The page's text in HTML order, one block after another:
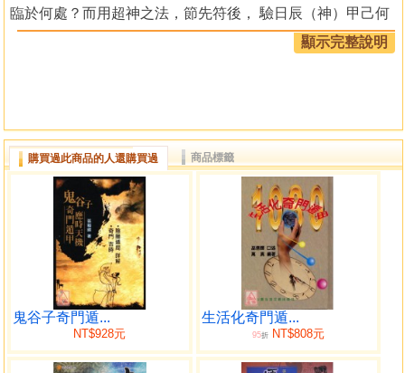
臨於何處？而用超神之法，節先符後， 驗日辰（神）甲己何
居？而行節氣之方，子午東部（方）為冬至後陽遁， 歷坎艮
震巽，儀順行而奇逆布，由值符而順飛於九宮也！
用法》。 認九宮安九星為值符，而吉凶以分，如坎宮認
天蓬為符，則天芮 二、天衝三、天輔四、天禽五、天心六、
天柱七、天任八、天英九； 配八卦立八門為值使，而休咎以
判，如乾宮配開為使，則休門坎、生 門艮、傷門震、杜門
巽、景門離、死門坤、驚門兌；移值符於時干， 而時干住處
值符之起首寓矣；尋值使於時支，而時支住處值使之方位 存
＊此段文為「奇門之學」的要訣！
天盤九星共奇儀，而一時一易象，天之旋轉；地盤九星
與奇儀， 而五日方移，法地道之貞靜也！
天盤臨地，審吉凶之消長；地盤承天，斷休咎之盈虛；
顯示完整說明
購買過此商品的人還購買過 商品標籤
鬼谷子奇門遁...
NT$928元
生活化奇門遁...
95折NT$808元